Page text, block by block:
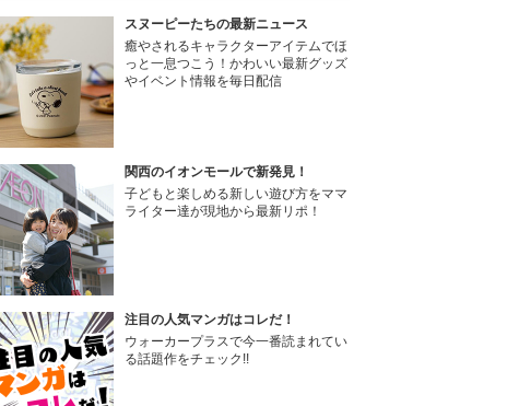
スヌーピーたちの最新ニュース
癒やされるキャラクターアイテムでほ
っと一息つこう！かわいい最新グッズ
やイベント情報を毎日配信
関西のイオンモールで新発見！
子どもと楽しめる新しい遊び方をママ
ライター達が現地から最新リポ！
注目の人気マンガはコレだ！
ウォーカープラスで今一番読まれてい
る話題作をチェック!!